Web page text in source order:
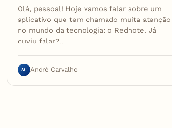
Olá, pessoal! Hoje vamos falar sobre um
aplicativo que tem chamado muita atenção
no mundo da tecnologia: o Rednote. Já
ouviu falar?…
AC André Carvalho